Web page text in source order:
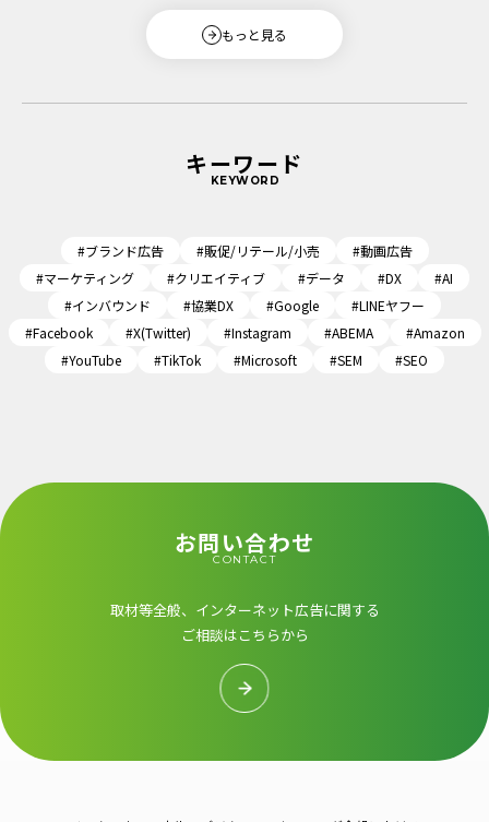
もっと見る
キーワード
KEYWORD
#ブランド広告 #販促/リテール/小売
#動画広告
#マーケティング
#クリエイティブ #データ #DX
#AI
#インバウンド
#協業DX #Google
#LINEヤフー
#Facebook
#X(Twitter) #Instagram #ABEMA
#Amazon
#YouTube
#TikTok #Microsoft #SEM #SEO
お問い合わせ
CONTACT
取材等全般、インターネット広告に関する
ご相談はこちらから